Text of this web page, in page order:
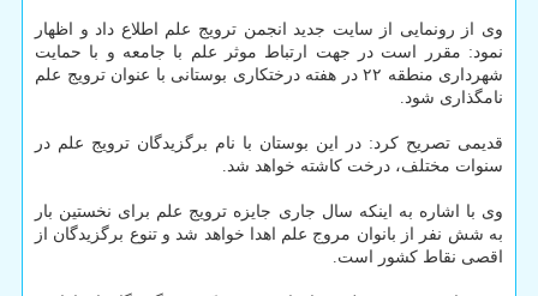
وی از رونمایی از سایت جدید انجمن ترویج علم اطلاع داد و اظهار
نمود: مقرر است در جهت ارتباط موثر علم با جامعه و با حمایت
شهرداری منطقه ۲۲ در هفته درختکاری بوستانی با عنوان ترویج علم
نامگذاری شود.
قدیمی تصریح کرد: در این بوستان با نام برگزیدگان ترویج علم در
سنوات مختلف، درخت کاشته خواهد شد.
وی با اشاره به اینکه سال جاری جایزه ترویج علم برای نخستین بار
به شش نفر از بانوان مروج علم اهدا خواهد شد و تنوع برگزیدگان از
اقصی نقاط کشور است.